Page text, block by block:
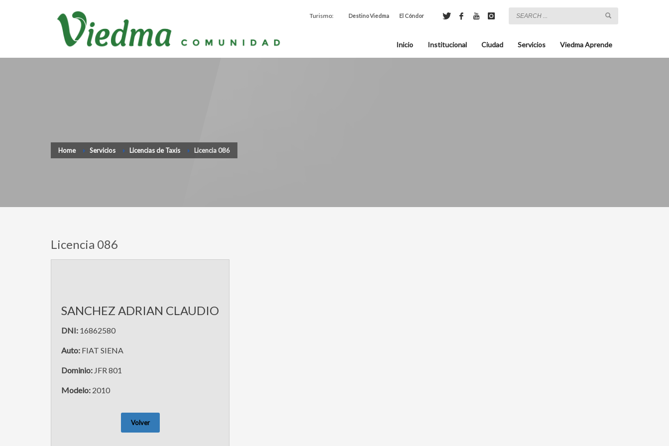
Turismo: Destino Viedma El Cóndor
Inicio Institucional Ciudad Servicios Viedma Aprende
Home Servicios Licencias de Taxis Licencia 086
Licencia 086
SANCHEZ ADRIAN CLAUDIO
DNI: 16862580
Auto: FIAT SIENA
Dominio: JFR 801
Modelo: 2010
Volver